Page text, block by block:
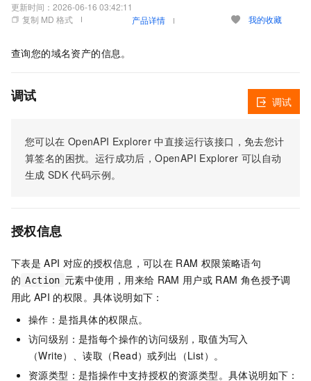
更新时间： 2026-06-16 03:42:11
复制 MD 格式
产品详情 我的收藏
查询您的域名资产的信息。
调试
您可以在 OpenAPI Explorer 中直接运行该接口，免去您计
算签名的困扰。运行成功后，OpenAPI Explorer 可以自动
生成 SDK 代码示例。
调试
授权信息
下表是 API 对应的授权信息，可以在 RAM 权限策略语句
的 Action 元素中使用，用来给 RAM 用户或 RAM 角色授予调
用此 API 的权限。具体说明如下：
操作：是指具体的权限点。
访问级别：是指每个操作的访问级别，取值为写入
（Write）、读取（Read）或列出（List）。
资源类型：是指操作中支持授权的资源类型。具体说明如下：